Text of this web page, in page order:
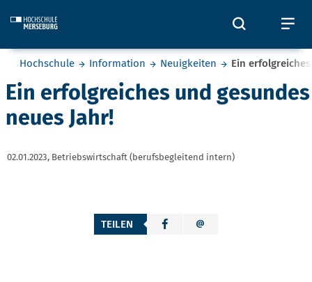
Öffnet
Sie befinden sich hier:
Hochschule Information Neuigkeiten Ein
Ein erfolgreiches und gesundes
neues Jahr!
02.01.2023, Betriebswirtschaft (berufsbegleitend intern)
TEILEN